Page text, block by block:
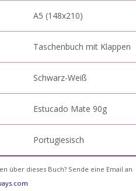
A5 (148x210)
Taschenbuch mit Klappen
Schwarz-Weiß
Estucado Mate 90g
Portugiesisch
über dieses Buch? Sende eine Email an